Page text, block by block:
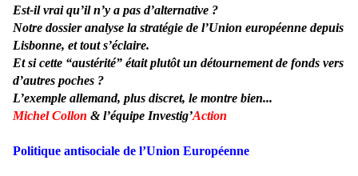
Est-il vrai qu’il n’y a pas d’alternative ?
Notre dossier analyse la stratégie de l’Union européenne depuis
Lisbonne, et tout s’éclaire.
Et si cette “austérité” était plutôt un détournement de fonds vers
d’autres poches ?
L’exemple allemand, plus discret, le montre bien...
Michel Collon & l’équipe Investig’Action
Politique antisociale de l’Union Européenne